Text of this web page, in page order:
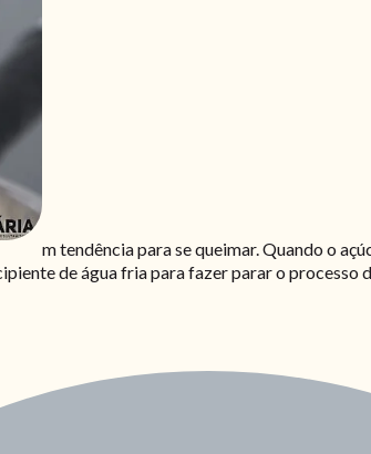
m tendência para se queimar. Quando o
de água fria para fazer parar o processo